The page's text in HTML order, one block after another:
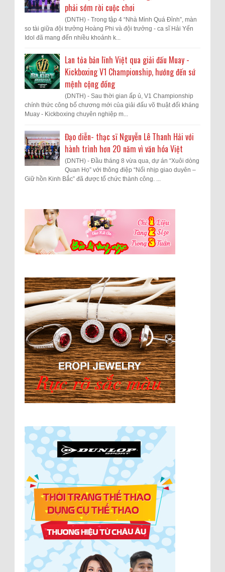
phải sớm rời cuộc chơi
(DNTH) - Trong tập 4 “Nhà Mình Quá Đỉnh”, màn
so tài giữa đội trưởng Hoàng Phi và đội trưởng - ca sĩ Hải Yến
Idol đã mang đến nhiều khoảnh k...
Lan tỏa bản lĩnh Việt qua giải đấu Muay -
Kickboxing V1 Championship, hướng đến sứ
mệnh cộng đồng
(DNTH) - Sau thời gian ấp ủ, V1 Championship
chính thức công bố chương mới của giải đấu võ thuật đối kháng
Muay - Kickboxing chuyên nghiệp m...
Đạo diễn- thạc sĩ Nguyễn Lê Thanh Hải với
hành trình hơn 20 năm vì văn hóa Việt
(DNTH) - Đầu tháng 8 vừa qua, dự án “Xuôi dòng
Quan Họ” với thông điệp “Nối nhịp giao duyên –
Giữ hồn Kinh Bắc” đã được tổ chức thành công. ...